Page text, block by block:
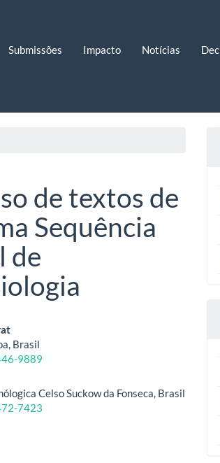
Submissões Impacto Notícias
de textos de
Sequência
de
Brasil
9889
Celso Suckow da Fonseca, Brasil
7423